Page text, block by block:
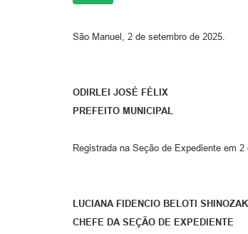
São Manuel, 2 de setembro de 2025.
ODIRLEI JOSÉ FÉLIX
PREFEITO MUNICIPAL
Registrada na Seção de Expediente em
LUCIANA FIDENCIO BELOTI SHINOZAKI
CHEFE DA SEÇÃO DE EXPEDIENTE